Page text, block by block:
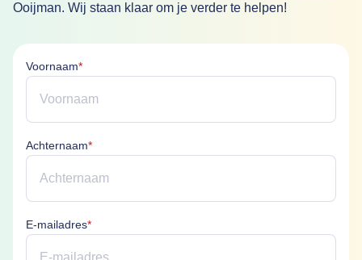
Ooijman. Wij staan klaar om je verder te helpen!
Voornaam*Voornaam is verplicht
Achternaam*Achternaam is verplicht
E-mailadres*E-mailadres is verplicht